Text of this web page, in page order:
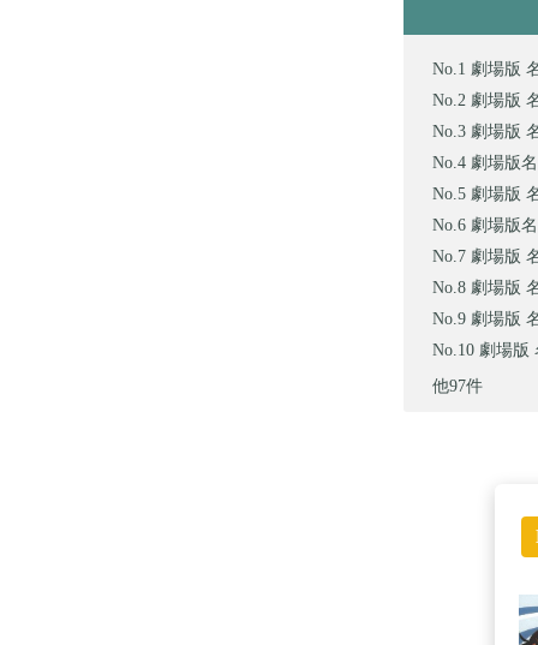
劇場版
劇場版
劇場版
劇場版
劇場版
劇場版
劇場版
劇場版
劇場版
劇場版
他97件